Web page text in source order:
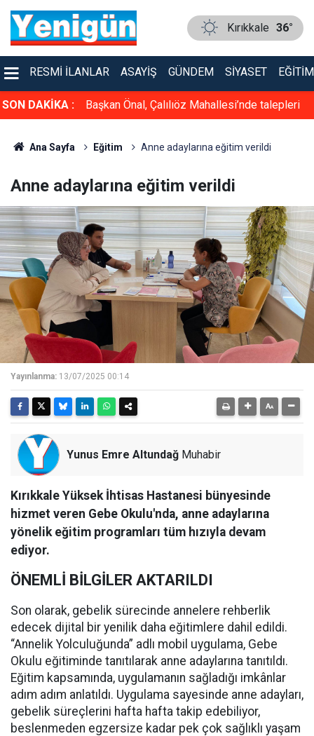
Kırıkkale 36°
RESMI İLANLAR ASAYIŞ GÜNDEM SIYASET EĞITIM
SON DAKİKA :
talepleri Bahşılı'da esnafı sevindiren ziyaret! Tek tek iş
Ana Sayfa Eğitim Anne adaylarına eğitim verildi
Anne adaylarına eğitim verildi
Yayınlanma: 13/07/2025 00:14
Yunus Emre Altundağ Muhabir
Kırıkkale Yüksek İhtisas Hastanesi bünyesinde
hizmet veren Gebe Okulu'nda, anne adaylarına
yönelik eğitim programları tüm hızıyla devam
ediyor.
ÖNEMLİ BİLGİLER AKTARILDI
Son olarak, gebelik sürecinde annelere rehberlik
edecek dijital bir yenilik daha eğitimlere dahil edildi.
“Annelik Yolculuğunda” adlı mobil uygulama, Gebe
Okulu eğitiminde tanıtılarak anne adaylarına tanıtıldı.
Eğitim kapsamında, uygulamanın sağladığı imkânlar
adım adım anlatıldı. Uygulama sayesinde anne adayları,
gebelik süreçlerini hafta hafta takip edebiliyor,
beslenmeden egzersize kadar pek çok sağlıklı yaşam